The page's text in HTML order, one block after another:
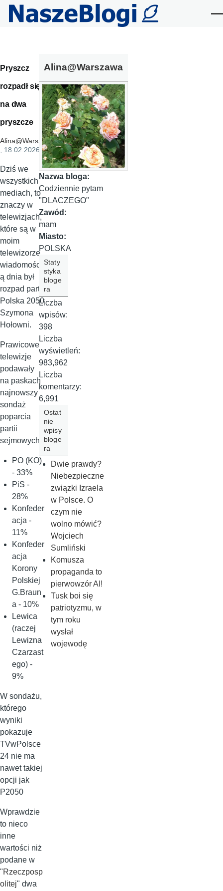
Przejdź do treści
Pryszcz
rozpadł się
na dwa
pryszcze
Alina@Warszawa
, 18.02.2026
Dziś we
wszystkich
mediach, to
znaczy w
telewizjach,
które są w
moim
telewizorze,
wiadomości
ą dnia był
rozpad partii
Polska 2050
Szymona
Hołowni.
Prawicowe
telewizje
podawały
na paskach
najnowszy
sondaż
poparcia
partii
sejmowych:
PO (KO)
- 33%
PiS -
28%
Konfeder
acja -
11%
Konfeder
acja
Korony
Polskiej
G.Braun
a - 10%
Lewica
(raczej
Lewizna
Czarzast
ego) -
9%
W sondażu,
którego
wyniki
pokazuje
TVwPolsce
24 nie ma
nawet takiej
opcji jak
P2050
Wprawdzie
to nieco
inne
wartości niż
podane w
"Rzeczposp
olitej" dwa
Alina@Warszawa
Nazwa bloga:
Codziennie pytam
"DLACZEGO"
Zawód:
mam
Miasto:
POLSKA
Staty
styka
bloge
ra
Liczba
wpisów:
398
Liczba
wyświetleń:
983,962
Liczba
komentarzy:
6,991
Ostat
nie
wpisy
bloge
ra
Dwie prawdy?
Niebezpieczne
związki Izraela
w Polsce. O
czym nie
wolno mówić?
Wojciech
Sumliński
Komusza
propaganda to
pierwowzór AI!
Tusk boi się
patriotyzmu, w
tym roku
wysłał
wojewodę